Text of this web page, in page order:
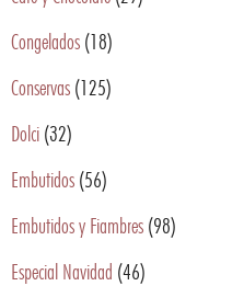
Congelados (18)
Conservas (125)
Dolci (32)
Embutidos (56)
Embutidos y Fiambres (98)
Especial Navidad (46)